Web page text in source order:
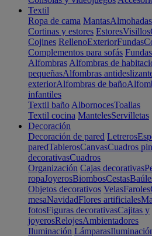
Textil
Ropa de cama MantasAlmohadas
Cortinas y estores EstoresVisillos
Cojines RellenoExteriorFundas
Complementos para sofás
Alfombras Alfombras de
pequeñasAlfombras
exteriorAlfombras de baño
infantiles
Textil baño AlbornocesToallas
Textil cocina MantelesServilletas
Decoración
Decoración de pared Letreros
paredTablerosCanvasCuadros
decorativasCuadros
Organización Cajas decorativas
ropaJoyerosBiombosCestas
Objetos decorativos VelasFaroles
mesaNavidadFlores artificiales
fotosFiguras decorativasCajitas y
joyerosRelojesAmbientadores
Iluminación Lámparas